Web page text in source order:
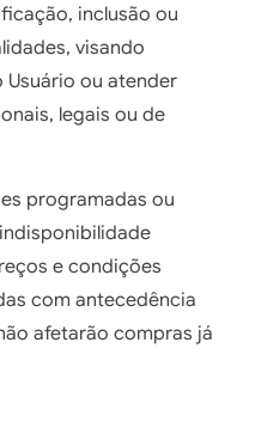
inclusão ou
visando
ou atender
legais ou de
programadas ou
e condições
com antecedência
afetarão compras já